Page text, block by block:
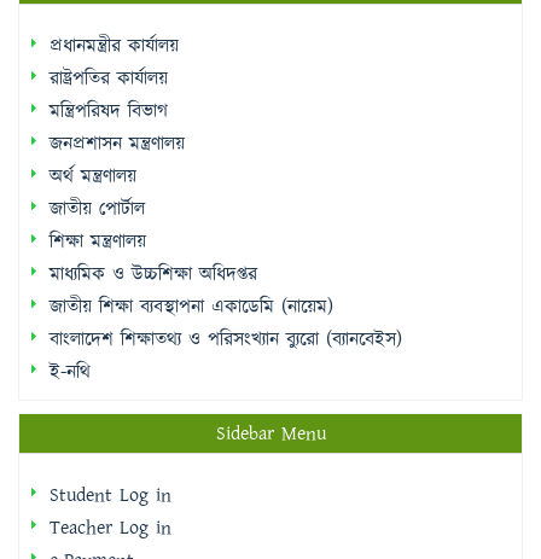
প্রধানমন্ত্রীর কার্যালয়
রাষ্ট্রপতির কার্যালয়
মন্ত্রিপরিষদ বিভাগ
জনপ্রশাসন মন্ত্রণালয়
অর্থ মন্ত্রণালয়
জাতীয় পোর্টাল
শিক্ষা মন্ত্রণালয়
মাধ্যমিক ও উচ্চশিক্ষা অধিদপ্তর
জাতীয় শিক্ষা ব্যবস্থাপনা একাডেমি (নায়েম)
বাংলাদেশ শিক্ষাতথ্য ও পরিসংখ্যান ব্যুরো (ব্যানবেইস)
ই-নথি
Sidebar Menu
Student Log in
Teacher Log in